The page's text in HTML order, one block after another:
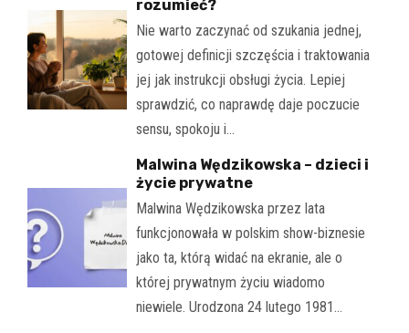
rozumieć?
Nie warto zaczynać od szukania jednej,
gotowej definicji szczęścia i traktowania
jej jak instrukcji obsługi życia. Lepiej
sprawdzić, co naprawdę daje poczucie
sensu, spokoju i…
Malwina Wędzikowska – dzieci i
życie prywatne
Malwina Wędzikowska przez lata
funkcjonowała w polskim show-biznesie
jako ta, którą widać na ekranie, ale o
której prywatnym życiu wiadomo
niewiele. Urodzona 24 lutego 1981…